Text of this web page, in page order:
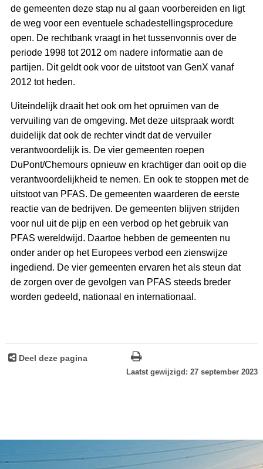
de gemeenten deze stap nu al gaan voorbereiden en ligt
de weg voor een eventuele schadestellingsprocedure
open. De rechtbank vraagt in het tussenvonnis over de
periode 1998 tot 2012 om nadere informatie aan de
partijen. Dit geldt ook voor de uitstoot van GenX vanaf
2012 tot heden.
Uiteindelijk draait het ook om het opruimen van de
vervuiling van de omgeving. Met deze uitspraak wordt
duidelijk dat ook de rechter vindt dat de vervuiler
verantwoordelijk is. De vier gemeenten roepen
DuPont/Chemours opnieuw en krachtiger dan ooit op die
verantwoordelijkheid te nemen. En ook te stoppen met de
uitstoot van PFAS. De gemeenten waarderen de eerste
reactie van de bedrijven. De gemeenten blijven strijden
voor nul uit de pijp en een verbod op het gebruik van
PFAS wereldwijd. Daartoe hebben de gemeenten nu
onder ander op het Europees verbod een zienswijze
ingediend. De vier gemeenten ervaren het als steun dat
de zorgen over de gevolgen van PFAS steeds breder
worden gedeeld, nationaal en internationaal.
Deel deze pagina
Laatst gewijzigd: 27 september 2023